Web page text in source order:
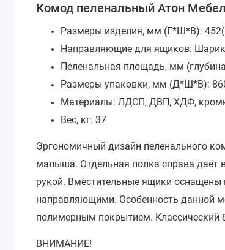
Комод пеленальный Атон
Размеры изделия, мм (Г*Ш*В):
Направляющие для ящиков:
Пеленальная площадь, мм
Размеры упаковки, мм (Д*Ш*В):
Материалы:ЛДСП, ДВП, ХДФ,
Вес, кг:37
Эргономичный дизайн пеленального
малыша. Отдельная полка справа даёт
рукой. Вместительные ящики
направляющими. Особенность данной
полимерным покрытием. Классический
ВНИМАНИЕ!